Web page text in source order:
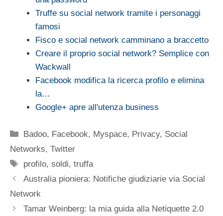
Truffe su social network tramite i personaggi
famosi
Fisco e social network camminano a braccetto
Creare il proprio social network? Semplice con
Wackwall
Facebook modifica la ricerca profilo e elimina
la…
Google+ apre all'utenza business
Categorie
Badoo, Facebook, Myspace, Privacy, Social
Networks, Twitter
Tag
profilo,soldi,truffa
Australia pioniera: Notifiche giudiziarie via Social
Network
Tamar Weinberg: la mia guida alla Netiquette 2.0